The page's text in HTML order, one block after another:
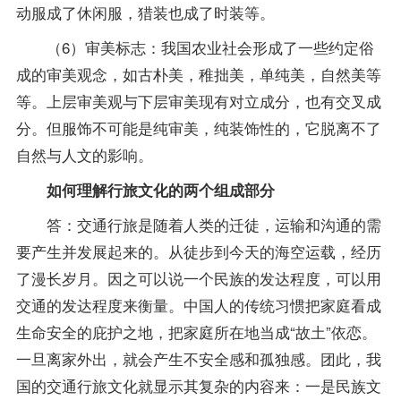
动服成了休闲服，猎装也成了时装等。
（6）审美标志：我国农业社会形成了一些约定俗
成的审美观念，如古朴美，稚拙美，单纯美，自然美等
等。上层审美观与下层审美现有对立成分，也有交叉成
分。但服饰不可能是纯审美，纯装饰性的，它脱离不了
自然与人文的影响。
如何理解行旅文化的两个组成部分
答：交通行旅是随着人类的迁徒，运输和沟通的需
要产生并发展起来的。从徒步到今天的海空运载，经历
了漫长岁月。因之可以说一个民族的发达程度，可以用
交通的发达程度来衡量。中国人的传统习惯把家庭看成
生命安全的庇护之地，把家庭所在地当成“故土”依恋。
一旦离家外出，就会产生不安全感和孤独感。团此，我
国的交通行旅文化就显示其复杂的内容来：一是民族文